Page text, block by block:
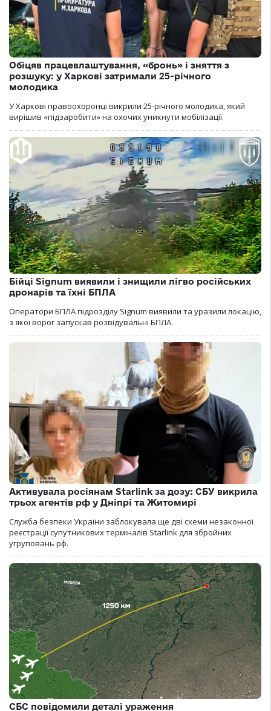
Обіцяв працевлаштування, «бронь» і зняття з
розшуку: у Харкові затримали 25-річного
молодика
У Харкові правоохоронці викрили 25-річного молодика, який
вирішив «підзаробити» на охочих уникнути мобілізації.
Бійці Signum виявили і знищили лігво російських
дронарів та їхні БПЛА
Оператори БПЛА підрозділу Signum виявили та уразили локацію,
з якої ворог запускав розвідувальні БПЛА.
Активувала росіянам Starlink за дозу: СБУ викрила
трьох агентів рф у Дніпрі та Житомирі
Служба безпеки України заблокувала ще дві схеми незаконної
реєстрації супутникових терміналів Starlink для збройних
угруповань рф.
СБС повідомили деталі ураження